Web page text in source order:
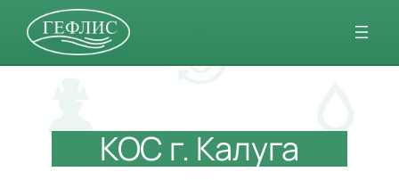
содержимомуКОС г. Калуга